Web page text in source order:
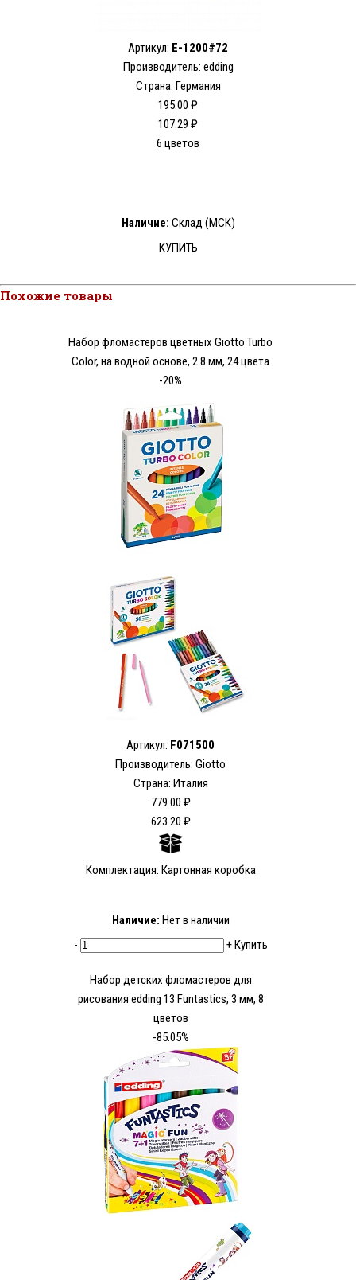
Артикул: E-1200#72
Производитель: edding
Страна: Германия
195.00 ₽
107.29 ₽
6 цветов
Наличие: Склад (МСК)
КУПИТЬ
Похожие товары
Набор фломастеров цветных Giotto Turbo
Color, на водной основе, 2.8 мм, 24 цвета
-20%
Артикул: F071500
Производитель: Giotto
Страна: Италия
779.00 ₽
623.20 ₽
Комплектация: Картонная коробка
Наличие: Нет в наличии
-
+Купить
Набор детских фломастеров для
рисования edding 13 Funtastics, 3 мм, 8
цветов
-85.05%